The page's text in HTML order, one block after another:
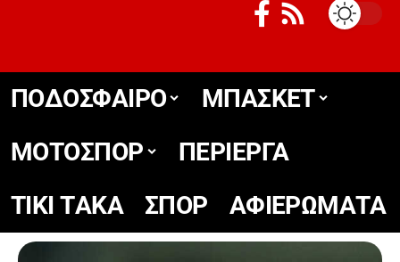
ΠΟΔΟΣΦΑΙΡΟ
ΜΠΑΣΚΕΤ
ΜΟΤΟΣΠΟΡ
ΠΕΡΙΕΡΓΑ
TIKΙ TΑΚΑ
ΣΠΟΡ ΑΦΙΕΡΩΜΑΤΑ